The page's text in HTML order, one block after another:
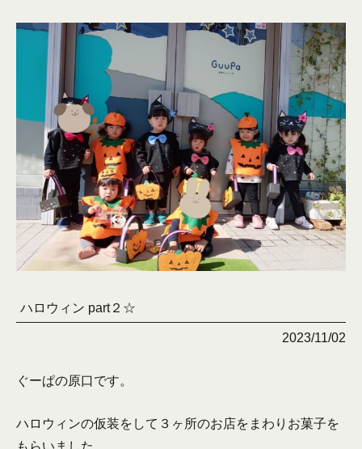
ハロウィン part２☆
2023/11/02
ぐーぱの原口です。
ハロウィンの仮装をして３ヶ所のお店をまわりお菓子を
もらいました。